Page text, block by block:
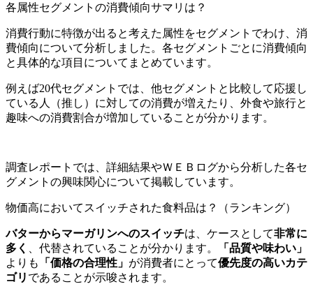
各属性セグメントの消費傾向サマリは？
消費行動に特徴が出ると考えた属性をセグメントでわけ、消
費傾向について分析しました。各セグメントごとに消費傾向
と具体的な項目についてまとめています。
例えば20代セグメントでは、他セグメントと比較して応援し
ている人（推し）に対しての消費が増えたり、外食や旅行と
趣味への消費割合が増加していることが分かります。
調査レポートでは、詳細結果やＷＥＢログから分析した各セ
グメントの興味関心について掲載しています。
物価高においてスイッチされた食料品は？（ランキング）
バターからマーガリンへのスイッチは、ケースとして非常に
多く
、代替されていることが分かります。
「品質や味わい」
よりも
「価格の合理性」 が消費者にとって優先度の高いカテ
ゴリ であることが示唆されます。